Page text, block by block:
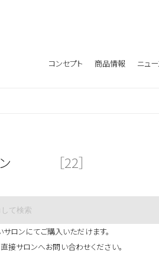
コンセプト 商品情報 ニュ
［22］
サロンにてご購入いただけます。
接サロンへお問い合わせください。